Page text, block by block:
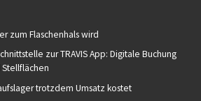
zum Flaschenhals wird
zur TRAVIS App: Digitale Buchung
trotzdem Umsatz kostet